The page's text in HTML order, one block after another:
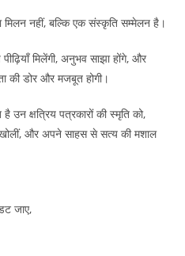
नहीं, बल्कि एक संस्कृति सम्मेलन है।
मिलेंगी, अनुभव साझा होंगे, और
की डोर और मजबूत होगी।
उन क्षत्रिय पत्रकारों की स्मृति को,
और अपने साहस से सत्य की मशाल
जाए,